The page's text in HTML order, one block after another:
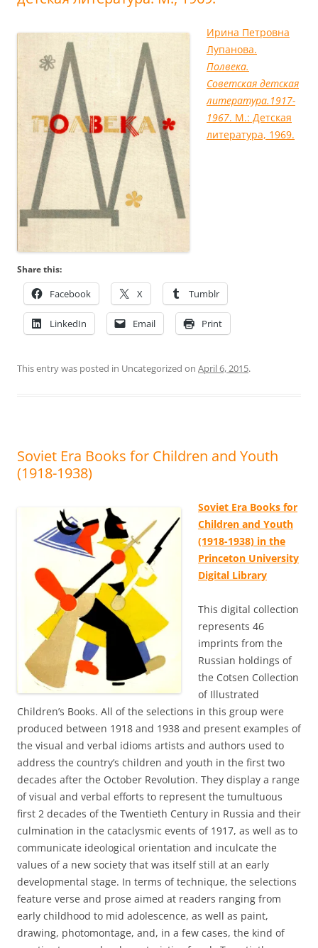
Ирина Петровна
Лупанова.
Полвека.
Советская детская
литература.1917-
1967. М.: Детская
литература, 1969.
Share this:
Facebook X Tumblr
LinkedIn Email Print
This entry was posted in Uncategorized on April 6, 2015.
Soviet Era Books for Children and Youth
(1918-1938)
Soviet Era Books for
Children and Youth
(1918-1938) in the
Princeton University
Digital Library
This digital collection
represents 46
imprints from the
Russian holdings of
the Cotsen Collection
of Illustrated
Children’s Books. All of the selections in this group were
produced between 1918 and 1938 and present examples of
the visual and verbal idioms artists and authors used to
address the country’s children and youth in the first two
decades after the October Revolution. They display a range
of visual and verbal efforts to represent the tumultuous
first 2 decades of the Twentieth Century in Russia and their
culmination in the cataclysmic events of 1917, as well as to
communicate ideological orientation and inculcate the
values of a new society that was itself still at an early
developmental stage. In terms of technique, the selections
feature verse and prose aimed at readers ranging from
early childhood to mid adolescence, as well as paint,
drawing, photomontage, and, in a few cases, the kind of